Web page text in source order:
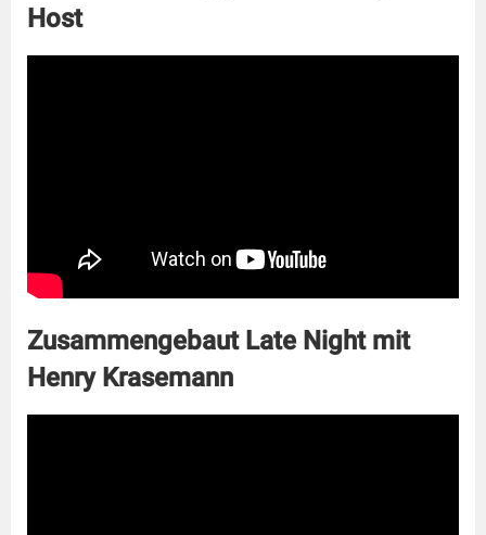
Host
Zusammengebaut Late Night mit
Henry Krasemann